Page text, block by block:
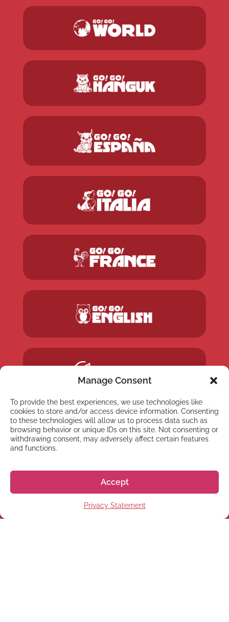
Manage Consent
To provide the best experiences, we use technologies like
cookies to store and/or access device information. Consenting
to these technologies will allow us to process data such as
browsing behavior or unique IDs on this site. Not consenting or
withdrawing consent, may adversely affect certain features
and functions.
Accept
Privacy Statement
NEWSLETTER